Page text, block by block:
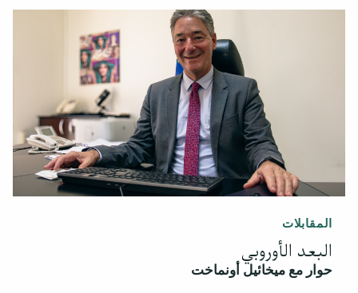
المقابلات
البعد الأوروبي
حوار مع ميخائيل أونماخت